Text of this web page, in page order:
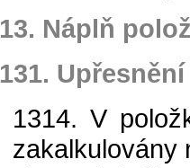
13. Náplň
131.
1314. V
zakalkulovány